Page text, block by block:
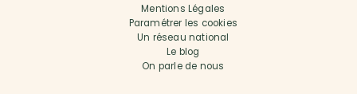
Mentions Légales
Paramétrer les cookies
Un réseau national
Le blog
On parle de nous